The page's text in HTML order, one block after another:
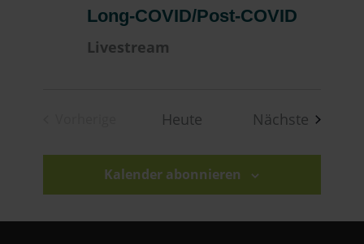
Long-COVID/Post-COVID
Livestream
Heute Nächste
Kalender abonnieren